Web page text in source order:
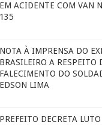
EM ACIDENTE COM VAN
135
NOTA À IMPRENSA DO
BRASILEIRO A RESPEITO
FALECIMENTO DO
EDSON LIMA
PREFEITO DECRETA LUTO